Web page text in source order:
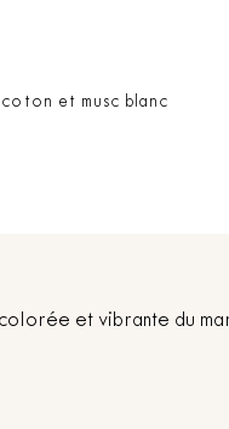
et musc blanc
et vibrante du